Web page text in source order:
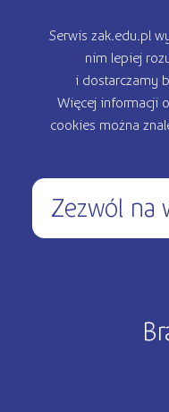
Oferta edukacyjna
Rekrutacja
Kontakt
Serwis zak.edu.pl
nim lepiej
i dostarczamy
Więcej informacji
cookies można
Zezwól na